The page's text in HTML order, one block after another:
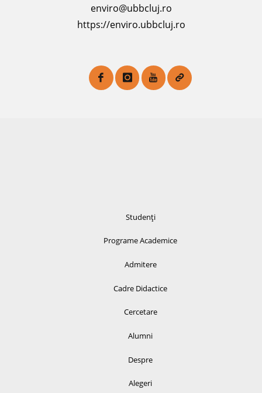
enviro@ubbcluj.ro
https://enviro.ubbcluj.ro
Studenți
Programe Academice
Admitere
Cadre Didactice
Cercetare
Alumni
Despre
Alegeri